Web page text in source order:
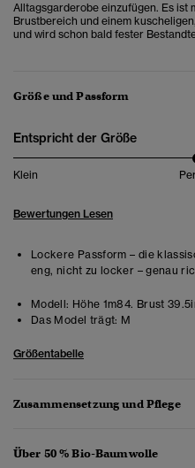
Alltagsgarderobe einzufügen. Es ist
Brustbereich und einem
und wird schon bald fester
Größe und Passform
Entspricht der Größe
Klein
Bewertungen Lesen
Lockere Passform – die
eng, nicht zu locker – genau
Modell: Höhe 1m84. Brust
Das Model trägt: M
Größentabelle
Zusammensetzung und Pflege
Über 50 % Bio-Baumwolle